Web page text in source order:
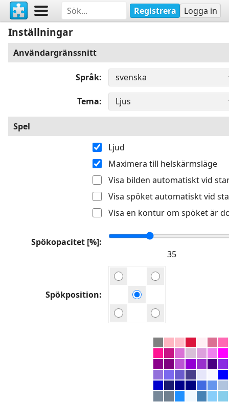
Registrera Logga in
Inställningar
Användargränssnitt
Språk
Tema
Spel
Ljud
Maximera till helskärmsläge
Visa bilden automatiskt vid
Visa spöket automatiskt vid
Visa en kontur om spöket är
Spökopacitet [%]
Spökposition